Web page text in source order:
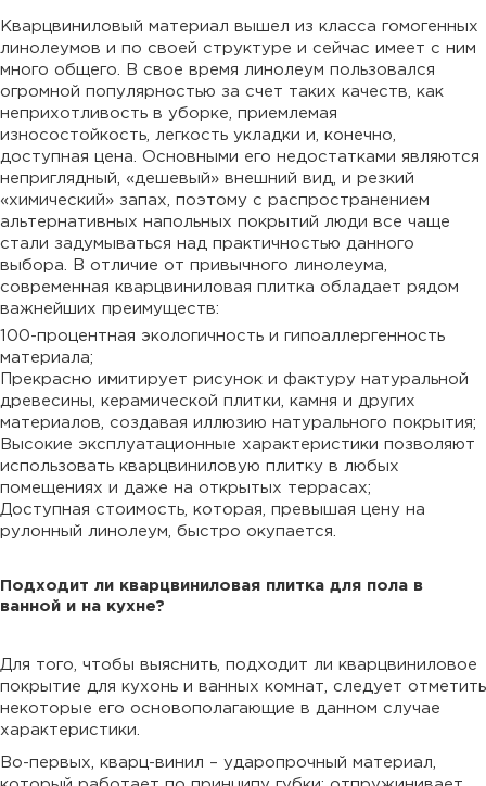
Кварцвиниловый материал вышел из класса гомогенных
линолеумов и по своей структуре и сейчас имеет с ним
много общего. В свое время линолеум пользовался
огромной популярностью за счет таких качеств, как
неприхотливость в уборке, приемлемая
износостойкость, легкость укладки и, конечно,
доступная цена. Основными его недостатками являются
неприглядный, «дешевый» внешний вид, и резкий
«химический» запах, поэтому с распространением
альтернативных напольных покрытий люди все чаще
стали задумываться над практичностью данного
выбора. В отличие от привычного линолеума,
современная кварцвиниловая плитка обладает рядом
важнейших преимуществ:
100-процентная экологичность и гипоаллергенность
материала;
Прекрасно имитирует рисунок и фактуру натуральной
древесины, керамической плитки, камня и других
материалов, создавая иллюзию натурального покрытия;
Высокие эксплуатационные характеристики позволяют
использовать кварцвиниловую плитку в любых
помещениях и даже на открытых террасах;
Доступная стоимость, которая, превышая цену на
рулонный линолеум, быстро окупается.
Подходит ли кварцвиниловая плитка для пола в
ванной и на кухне?
Для того, чтобы выяснить, подходит ли кварцвиниловое
покрытие для кухонь и ванных комнат, следует отметить
некоторые его основополагающие в данном случае
характеристики.
Во-первых, кварц-винил – ударопрочный материал,